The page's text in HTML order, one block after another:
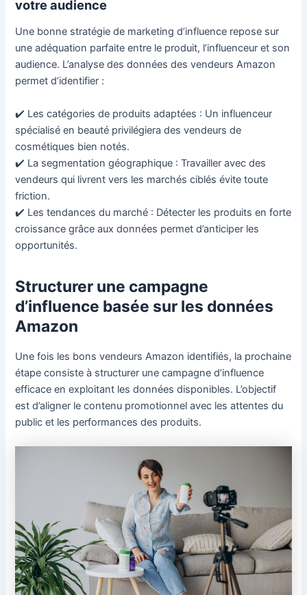
votre audience
Une bonne stratégie de marketing d’influence repose sur
une adéquation parfaite entre le produit, l’influenceur et son
audience. L’analyse des données des vendeurs Amazon
permet d’identifier :
✔️ Les catégories de produits adaptées : Un influenceur
spécialisé en beauté privilégiera des vendeurs de
cosmétiques bien notés.
✔️ La segmentation géographique : Travailler avec des
vendeurs qui livrent vers les marchés ciblés évite toute
friction.
✔️ Les tendances du marché : Détecter les produits en forte
croissance grâce aux données permet d’anticiper les
opportunités.
Structurer une campagne
d’influence basée sur les données
Amazon
Une fois les bons vendeurs Amazon identifiés, la prochaine
étape consiste à structurer une campagne d’influence
efficace en exploitant les données disponibles. L’objectif
est d’aligner le contenu promotionnel avec les attentes du
public et les performances des produits.